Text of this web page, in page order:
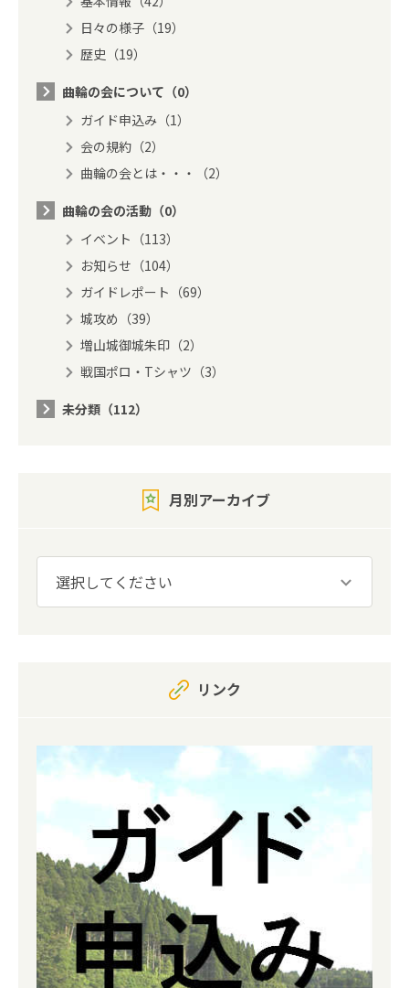
日々の様子（19）
歴史（19）
曲輪の会について（0）
ガイド申込み（1）
会の規約（2）
曲輪の会とは・・・（2）
曲輪の会の活動（0）
イベント（113）
お知らせ（104）
ガイドレポート（69）
城攻め（39）
増山城御城朱印（2）
戦国ポロ・Tシャツ（3）
未分類（112）
月別アーカイブ
リンク